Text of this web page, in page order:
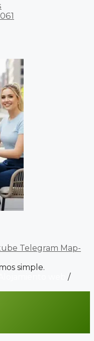
Telegram Map-
simple.
/